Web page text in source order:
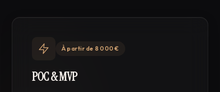
À partir de 8 000 €
POC & MVP